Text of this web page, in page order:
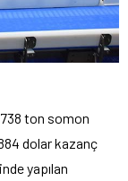
738 ton somon
dolar kazanç
yapılan